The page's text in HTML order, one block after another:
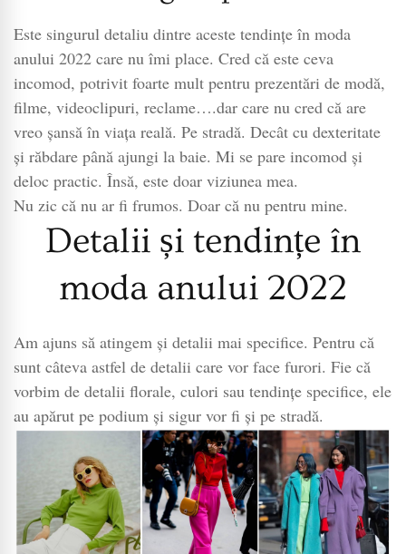
Este singurul detaliu dintre aceste tendințe în moda
anului 2022 care nu îmi place. Cred că este ceva
incomod, potrivit foarte mult pentru prezentări de modă,
filme, videoclipuri, reclame….dar care nu cred că are
vreo șansă în viața reală. Pe stradă. Decât cu dexteritate
și răbdare până ajungi la baie. Mi se pare incomod și
deloc practic. Însă, este doar viziunea mea.
Nu zic că nu ar fi frumos. Doar că nu pentru mine.
Detalii și tendințe în
moda anului 2022
Am ajuns să atingem și detalii mai specifice. Pentru că
sunt câteva astfel de detalii care vor face furori. Fie că
vorbim de detalii florale, culori sau tendințe specifice, ele
au apărut pe podium și sigur vor fi și pe stradă.